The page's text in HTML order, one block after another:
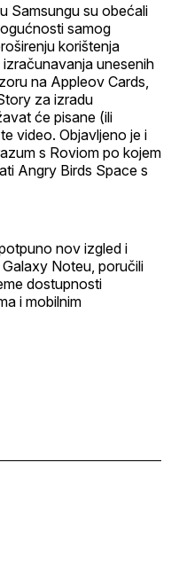
Samsungu su obećali
samog
korištenja
unesenih
na Appleov Cards,
za izradu
će pisane (ili
video. Objavljeno je i
s Roviom po kojem
Angry Birds Space s
nov izgled i
Noteu, poručili
dostupnosti
i mobilnim